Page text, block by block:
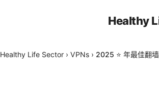
Healthy
Healthy Life Sector › VPNs › 2025 ⭐ 年最佳翻